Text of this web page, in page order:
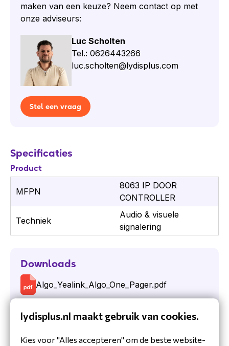
maken van een keuze? Neem contact op met
onze adviseurs:
Luc Scholten
Tel.: 0626443266
luc.scholten@lydisplus.com
Stel een vraag
Specificaties
Product
MFPN
8063 IP DOOR
CONTROLLER
Techniek
Audio & visuele
signalering
Downloads
Algo_Yealink_Algo_One_Pager.pdf
Datasheet_ENG_Algo_8063.pdf
MS_Teams_Algo_Endpoints.pdf
lydisplus.nl maakt gebruik van cookies.
Kies voor "Alles accepteren" om de beste website-